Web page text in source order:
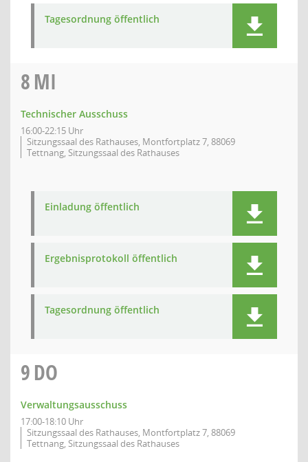
Tagesordnung öffentlich
8MI
Technischer Ausschuss
16:00-22:15 Uhr
Sitzungssaal des Rathauses, Montfortplatz 7, 88069
Tettnang, Sitzungssaal des Rathauses
Einladung öffentlich
Ergebnisprotokoll öffentlich
Tagesordnung öffentlich
9DO
Verwaltungsausschuss
17:00-18:10 Uhr
Sitzungssaal des Rathauses, Montfortplatz 7, 88069
Tettnang, Sitzungssaal des Rathauses